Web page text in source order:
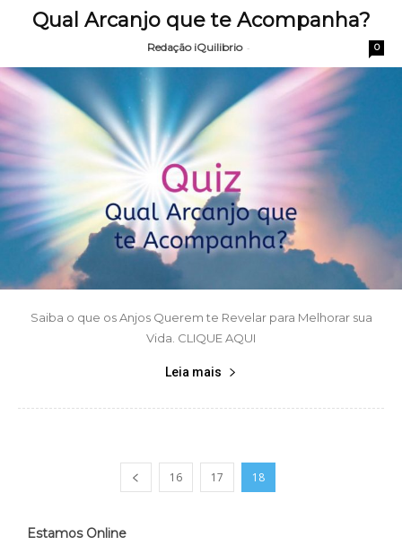
Qual Arcanjo que te Acompanha?
Redação iQuilibrio - 0
Saiba o que os Anjos Querem te Revelar para Melhorar sua
Vida. CLIQUE AQUI
Leia mais
16 17 18
Estamos Online